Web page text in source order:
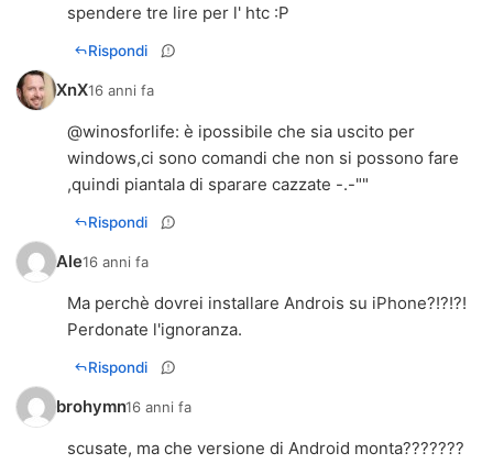
spendere tre lire per l' htc :P
Rispondi
XnX16 anni fa
@winosforlife: è ipossibile che sia uscito per
windows,ci sono comandi che non si possono fare
,quindi piantala di sparare cazzate -.-""
Rispondi
Ale16 anni fa
Ma perchè dovrei installare Androis su iPhone?!?!?!
Perdonate l'ignoranza.
Rispondi
brohymn16 anni fa
scusate, ma che versione di Android monta???????